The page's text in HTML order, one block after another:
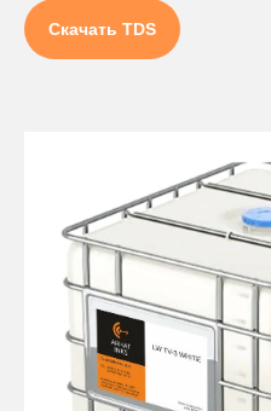
Скачать TDS